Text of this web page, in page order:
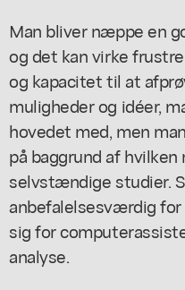
Man bliver næppe en
og det kan virke
og kapacitet til at
muligheder og idéer,
hovedet med, men
på baggrund af
selvstændige studier.
anbefalelsesværdig
sig for
analyse.